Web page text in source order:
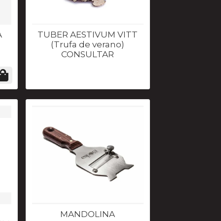
TUBER AESTIVUM VITT
(Trufa de verano)
CONSULTAR
MANDOLINA